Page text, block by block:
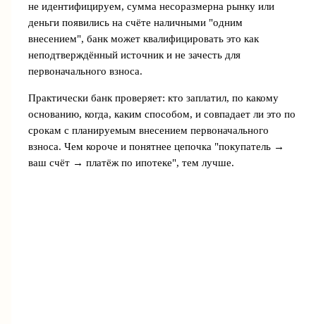
не идентифицируем, сумма несоразмерна рынку или
деньги появились на счёте наличными "одним
внесением", банк может квалифицировать это как
неподтверждённый источник и не зачесть для
первоначального взноса.
Практически банк проверяет: кто заплатил, по какому
основанию, когда, каким способом, и совпадает ли это по
срокам с планируемым внесением первоначального
взноса. Чем короче и понятнее цепочка "покупатель →
ваш счёт → платёж по ипотеке", тем лучше.